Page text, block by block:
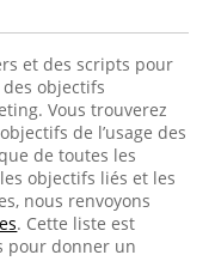
et des scripts pour
objectifs
Vous trouverez
de l’usage des
de toutes les
objectifs liés et les
nous renvoyons
. Cette liste est
pour donner un